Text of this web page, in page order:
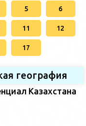
5 6
11 12
17
география
Казахстана